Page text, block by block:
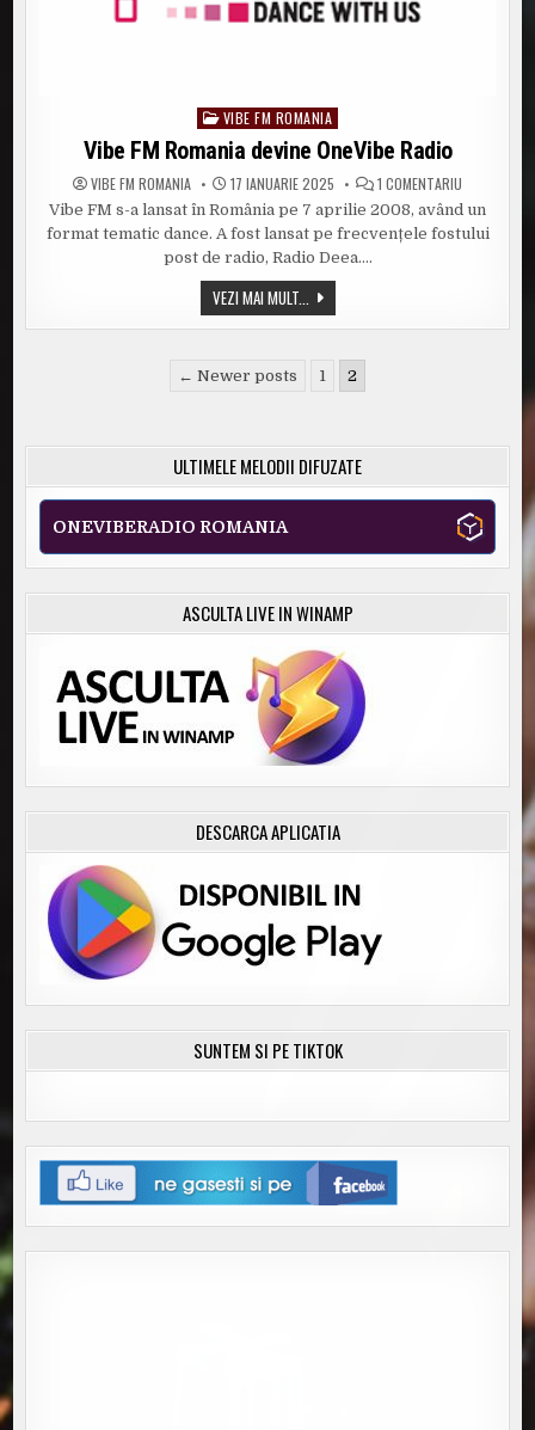
Posted
in
VIBE FM ROMANIA
Vibe FM Romania devine OneVibe Radio
VIBE FM ROMANIA 17 IANUARIE 2025 1 COMENTARIU
FM
ROMANIA
DEVINE
Vibe FM s-a lansat în România pe 7 aprilie 2008, având un
format tematic dance. A fost lansat pe frecvențele fostului
post de radio, Radio Deea….
VEZI MAI MULT... VIBE
FM
ROMANIA
ONEVIBE
RADIO
← Newer posts 1 2
ULTIMELE MELODII DIFUZATE
ONEVIBERADIO ROMANIA
ASCULTA LIVE IN WINAMP
DESCARCA APLICATIA
SUNTEM SI PE TIKTOK